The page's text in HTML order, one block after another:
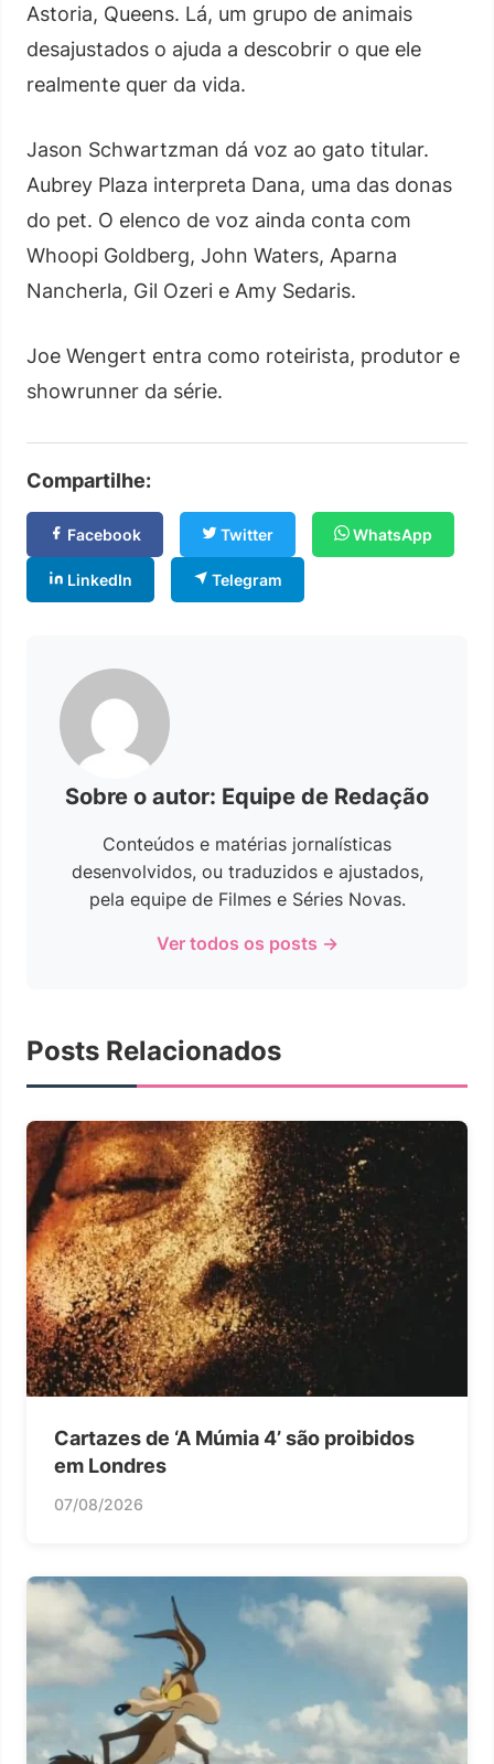
Astoria, Queens. Lá, um grupo de animais
desajustados o ajuda a descobrir o que ele
realmente quer da vida.
Jason Schwartzman dá voz ao gato titular.
Aubrey Plaza interpreta Dana, uma das donas
do pet. O elenco de voz ainda conta com
Whoopi Goldberg, John Waters, Aparna
Nancherla, Gil Ozeri e Amy Sedaris.
Joe Wengert entra como roteirista, produtor e
showrunner da série.
Compartilhe:
Facebook Twitter WhatsApp
LinkedIn Telegram
Sobre o autor: Equipe de Redação
Conteúdos e matérias jornalísticas
desenvolvidos, ou traduzidos e ajustados,
pela equipe de Filmes e Séries Novas.
Ver todos os posts →
Posts Relacionados
Cartazes de ‘A Múmia 4’ são proibidos
em Londres
07/08/2026